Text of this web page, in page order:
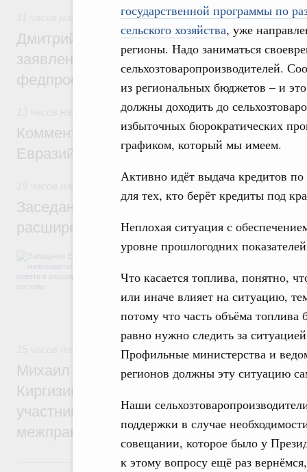
государственной программы по
сельского хозяйства, уже
регионы. Надо заниматься
сельхозтоваропроизводителей.
из региональных бюджетов – и
должны доходить до
избыточных бюрократических
графиком, который мы имеем.
Активно идёт выдача кредитов
для тех, кто берёт кредиты под
Неплохая ситуация с
уровне прошлогодних
Что касается топлива, понятно,
или иначе влияет на ситуацию,
потому что часть объёма
равно нужно следить за
Профильные министерства и
регионов должны эту ситуацию
Наши
поддержки в случае
совещании, которое было у
к этому вопросу ещё раз
Среднее профессиональное образование
Дмитрий Чернышенко: Установлен
заявлений от абитуриентов колледжей и
федпроекта «Профессионалитет»
Евразийский экономический союз.
Комментарий Алексея Оверчука по
Евразийского межправительственного
Евразийский экономический союз.
Заседание Евразийского
расширенном составе
В повестке заседания актуальные задачи
регулирования и администрирования,
железнодорожных перевозок,
рынка.
Евразийский экономический союз.
Михаил Мишустин принял участие во
Киргизии Садыра Жапарова с главами
участников заседания Евразийского
межправительственного совета
Вчера